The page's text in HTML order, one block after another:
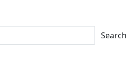
Search